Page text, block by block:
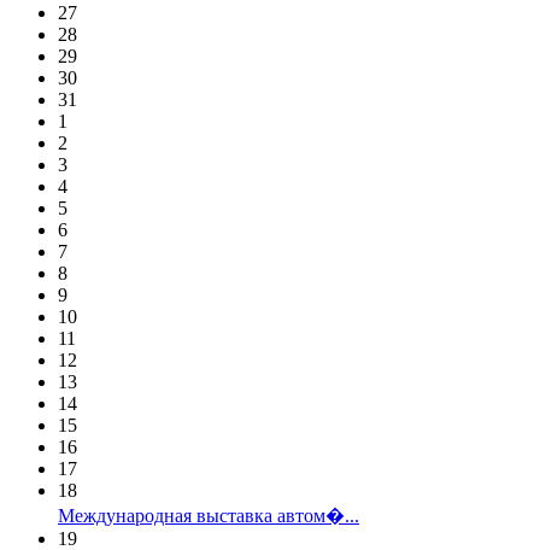
27
28
29
30
31
1
2
3
4
5
6
7
8
9
10
11
12
13
14
15
16
17
18
Международная выставка автом�...
19